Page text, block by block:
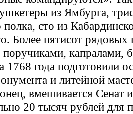
из Ямбурга,
сто из
Более пятисот рядовых
поручиками, капралами,
1768 года подготовили
и литейной
вмешивается Сенат
20 тысяч рублей для